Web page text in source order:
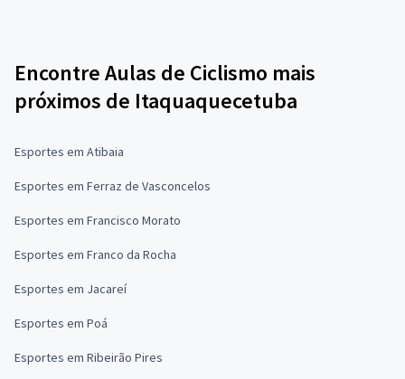
Encontre Aulas de Ciclismo mais
próximos de Itaquaquecetuba
Esportes em Atibaia
Esportes em Ferraz de Vasconcelos
Esportes em Francisco Morato
Esportes em Franco da Rocha
Esportes em Jacareí
Esportes em Poá
Esportes em Ribeirão Pires